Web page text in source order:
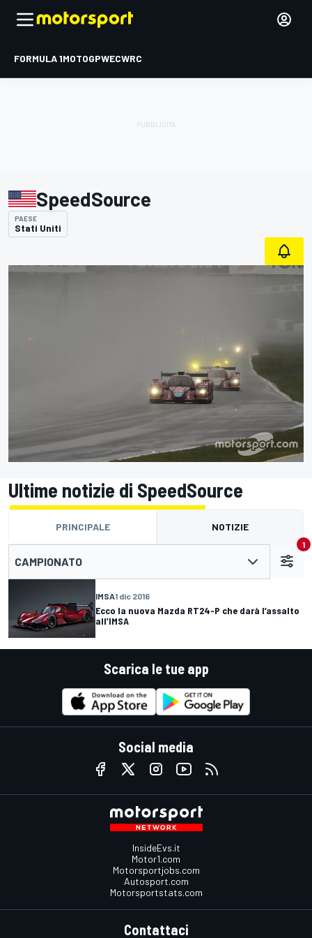
FORMULA 1MOTOGPWECWRC
SpeedSource
PAESE
Stati Uniti
Ultime notizie di SpeedSource
PRINCIPALE NOTIZIE
CAMPIONATO
1
IMSA1 dic 2016
Ecco la nuova Mazda RT24-P che darà l’assalto
all’IMSA
Scarica le tue app
Social media
InsideEvs.it
Motor1.com
Motorsportjobs.com
Autosport.com
Motorsportstats.com
Contattaci